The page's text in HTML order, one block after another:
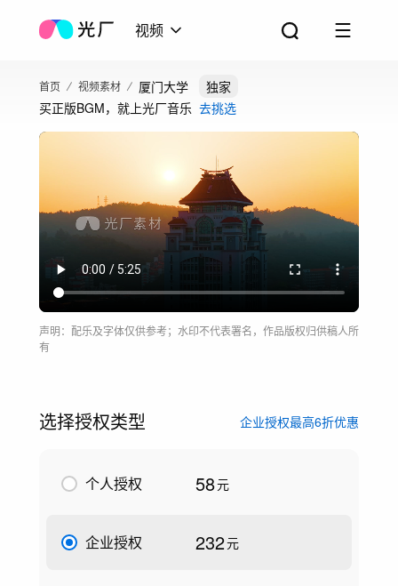
视频
首页 视频素材 厦门大学
独家
买正版BGM，就上光厂音乐 去挑选
声明：配乐及字体仅供参考；水印不代表署名，作品版权归供稿人所
有
选择授权类型 企业授权最高6折优惠
个人授权 58元
企业授权 232元